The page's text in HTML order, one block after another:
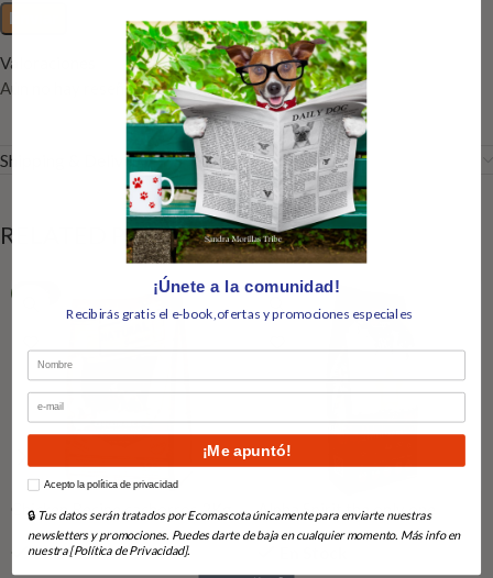
Valoraciones
Aún no hay reseñas
Shipping & Delivery
RELATED PRODUCTS
Chicken Recipe cachorros 2Kg
Natural greatness
En Stock
Alpha Spirit the only one
Multiproteico
¡Únete a la comunidad!
Recibirás gratis el e-book,ofertas y promociones especiales
Nombre
Email
¡Me apuntó!
How would you like to hear from us?
Acepto la política de privacidad
🔒 Tus datos serán tratados por Ecomascota únicamente para enviarte nuestras
newsletters y promociones. Puedes darte de baja en cualquier momento. Más info en
nuestra [Política de Privacidad].